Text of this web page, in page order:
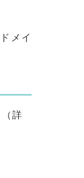
メイ
詳